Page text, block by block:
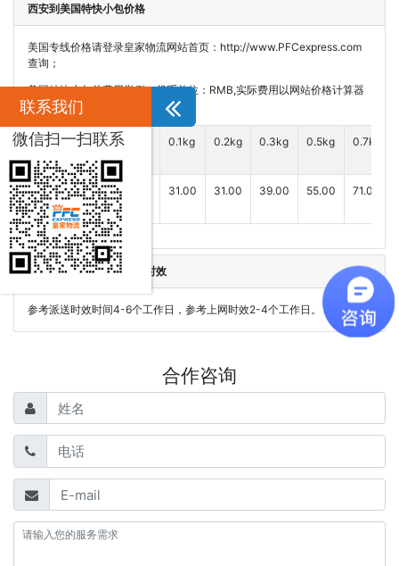
西安到美国特快小包价格
美国专线价格请登录皇家物流网站首页：http://www.PFCexpress.com
查询；
美国特快小包总费用举例（货币单位：RMB,实际费用以网站价格计算器
为准）
国
家
0.01kg 0.05kg 0.1kg 0.2kg 0.3kg 0.5kg 0.7kg
美
国
31.00 31.00 31.00 31.00 39.00 55.00 71.00
西安到美国特快小包参考时效
参考派送时效时间4-6个工作日，参考上网时效2-4个工作日。
合作咨询
联系我们
微信扫一扫联系